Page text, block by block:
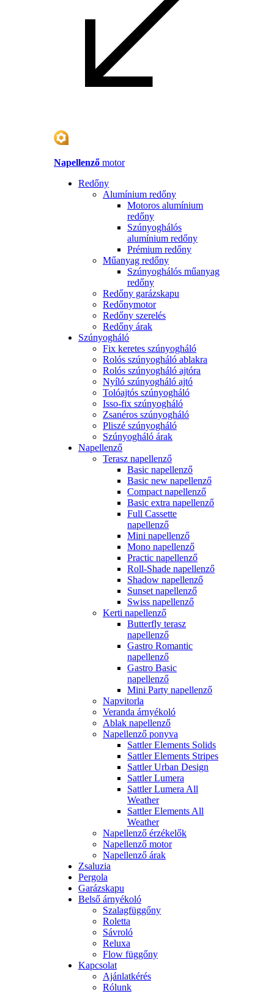
Napellenző motor
Redőny
Alumínium redőny
Motoros alumínium
redőny
Szúnyoghálós
alumínium redőny
Prémium redőny
Műanyag redőny
Szúnyoghálós műanyag
redőny
Redőny garázskapu
Redőnymotor
Redőny szerelés
Redőny árak
Szúnyogháló
Fix keretes szúnyogháló
Rolós szúnyogháló ablakra
Rolós szúnyogháló ajtóra
Nyíló szúnyogháló ajtó
Tolóajtós szúnyogháló
Isso-fix szúnyogháló
Zsanéros szúnyogháló
Pliszé szúnyogháló
Szúnyogháló árak
Napellenző
Terasz napellenző
Basic napellenző
Basic new napellenző
Compact napellenző
Basic extra napellenző
Full Cassette
napellenző
Mini napellenző
Mono napellenző
Practic napellenző
Roll-Shade napellenző
Shadow napellenző
Sunset napellenző
Swiss napellenző
Kerti napellenző
Butterfly terasz
napellenző
Gastro Romantic
napellenző
Gastro Basic
napellenző
Mini Party napellenző
Napvitorla
Veranda árnyékoló
Ablak napellenző
Napellenző ponyva
Sattler Elements Solids
Sattler Elements Stripes
Sattler Urban Design
Sattler Lumera
Sattler Lumera All
Weather
Sattler Elements All
Weather
Napellenző érzékelők
Napellenző motor
Napellenző árak
Zsaluzia
Pergola
Garázskapu
Belső árnyékoló
Szalagfüggőny
Roletta
Sávroló
Reluxa
Flow függőny
Kapcsolat
Ajánlatkérés
Rólunk